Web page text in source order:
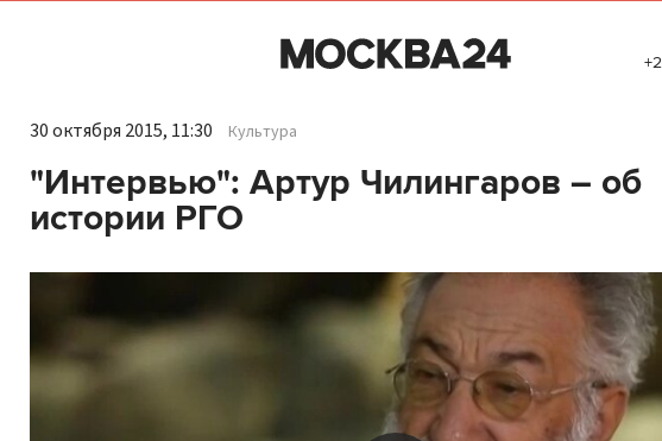
30 октября 2015, 11:30 Культура
"Интервью": Артур Чилингаров – об
истории РГО